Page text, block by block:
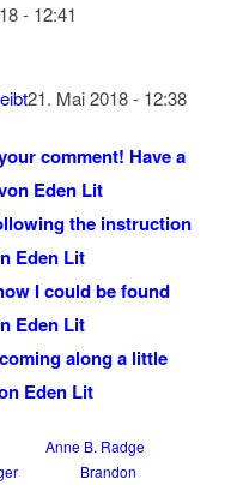
- 12:41
21. Mai 2018 - 12:38
comment! Have a
Eden Lit
the instruction
Eden Lit
I could be found
Eden Lit
along a little
Eden Lit
Anne B. Radge
Brandon